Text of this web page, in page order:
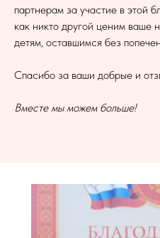
партнерам за участие в этой
как никто другой ценим ваше
детям, оставшимся без
Спасибо за ваши добрые и
Вместе мы можем больше!